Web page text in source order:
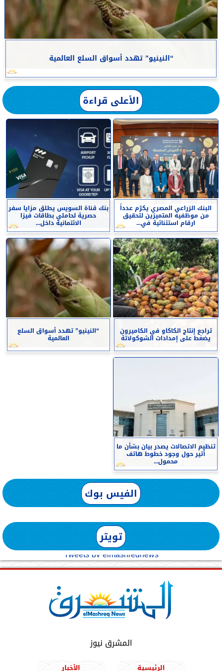
“النينيو” تهدد أسواق السلع العالمية
الأعلى قراءة
البنك الزراعي المصري يكرّم عدداً
من موظفيه المتميزين لتحقيق
ارقام استثنائية في...
بنك قناة السويس يطلق مزايا سفر
حصرية لحاملي بطاقات فيزا
الائتمانية داخل...
تراجع إنتاج الكاكاو في الكاميرون
يضغط على إمدادات الشوكولاتة
“النينيو” تهدد أسواق السلع
العالمية
تنظيم الاتصالات يصدر بيان بشأن ما
أثير حول وجود خطوط هاتف
محمول...
الفيس بوك
تويتر
Tweets by elmashreqnews
المشرق نيوز
الرئيسية الأخبار